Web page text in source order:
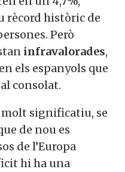
rècord històric de
Però
infravalorades,
els espanyols que
consolat.
molt significatiu, se
de nou es
de l’Europa
hi ha una